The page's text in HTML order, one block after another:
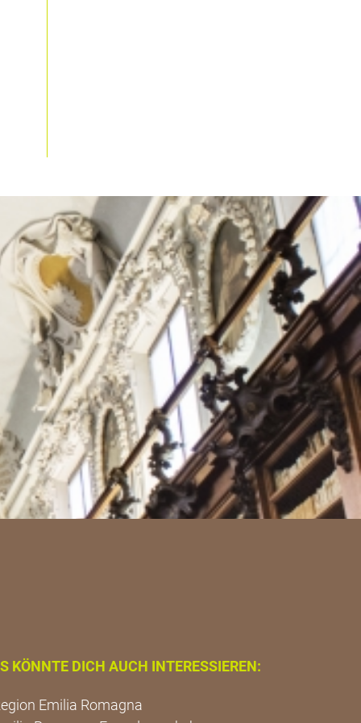
KÖNNTE DICH AUCH INTERESSIEREN:
Emilia Romagna